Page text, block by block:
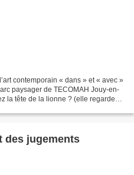
contemporain « dans » et « avec »
paysager de TECOMAH Jouy-en-
la tête de la lionne ? (elle regarde
des jugements